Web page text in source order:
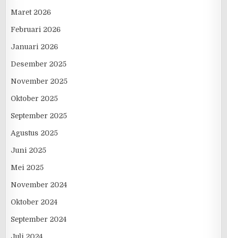
Maret 2026
Februari 2026
Januari 2026
Desember 2025
November 2025
Oktober 2025
September 2025
Agustus 2025
Juni 2025
Mei 2025
November 2024
Oktober 2024
September 2024